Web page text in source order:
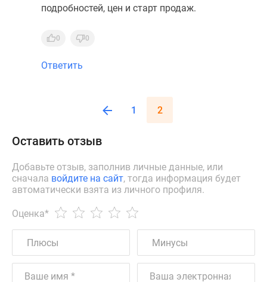
подробностей, цен и старт продаж.
0 0
Ответить
1 2
Оставить отзыв
Добавьте отзыв, заполнив личные данные, или
сначала войдите на сайт, тогда информация будет
автоматически взята из личного профиля.
Оценка*